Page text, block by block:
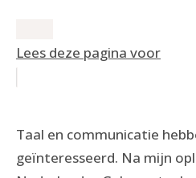
Lees deze pagina voor
Taal en communicatie
geïnteresseerd. Na mijn